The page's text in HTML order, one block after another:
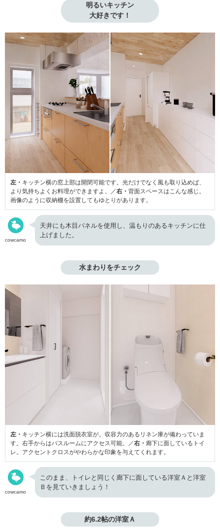
明るいキッチン
大好きです！
左・ キッチン横の窓上部は開閉可能です。光だけでなく風も取り込めば、
より気持ちよくお料理ができますよ。／右・ 背面スペースはこんな感じ。
画像のように収納棚を設置してもゆとりがあります。
cowcamo
天井にも木目パネルを使用し、温もりのあるキッチンに仕
上げました。
水まわりをチェック
左・ キッチン横には洗面脱衣室が。収容力のあるリネン庫が備わっていま
す。右手からはバスルームにアクセス可能。／右・ 廊下に面しているトイ
レ。アクセントクロスがやわらかな印象を与えてくれます。
cowcamo
このまま、トイレと同じく廊下に面している洋室Ａと洋室
Ｂを見ていきましょう！
約6.2帖の洋室Ａ